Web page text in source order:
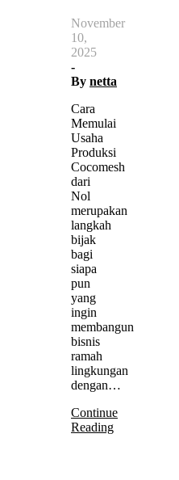
November
10,
2025
-
By netta
Cara
Memulai
Usaha
Produksi
Cocomesh
dari
Nol
merupakan
langkah
bijak
bagi
siapa
pun
yang
ingin
membangun
bisnis
ramah
lingkungan
dengan…
Continue
Reading